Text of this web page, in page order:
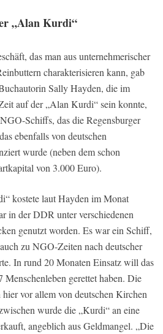
„Alan Kurdi“
das man aus unternehmerischer
charakterisieren kann, gab
Sally Hayden, die im
auf der „Alan Kurdi“ sein konnte,
Schiffs, das die Regensburger
ebenfalls von deutschen
wurde (neben dem schon
von 3.000 Euro).
kostete laut Hayden im Monat
in der DDR unter verschiedenen
genutzt worden. Es war ein Schiff,
zu NGO-Zeiten nach deutscher
In rund 20 Monaten Einsatz will das
gerettet haben. Die
vor allem von deutschen Kirchen
wurde die „Kurdi“ an eine
angeblich aus Geldmangel. „Die